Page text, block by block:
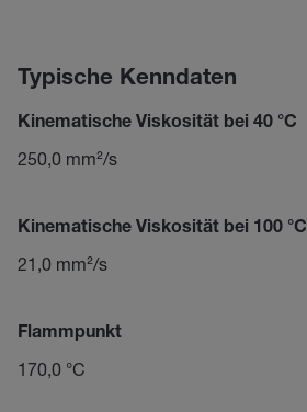
Typische Kenndaten
Kinematische Viskosität bei 40 °C
250,0 mm²/s
Kinematische Viskosität bei 100 °C
21,0 mm²/s
Flammpunkt
170,0 °C